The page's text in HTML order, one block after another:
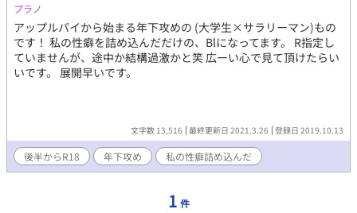
プラノ
アップルパイから始まる年下攻めの (大学生×サラリーマン)もの
です！ 私の性癖を詰め込んだだけの、Blになってます。 R指定し
ていませんが、途中か結構過激かと笑 広ーい心で見て頂けたらい
いです。 展開早いです。
文字数 13,516 最終更新日 2021.3.26 登録日 2019.10.13
後半からR18 年下攻め 私の性癖詰め込んだ
1 件